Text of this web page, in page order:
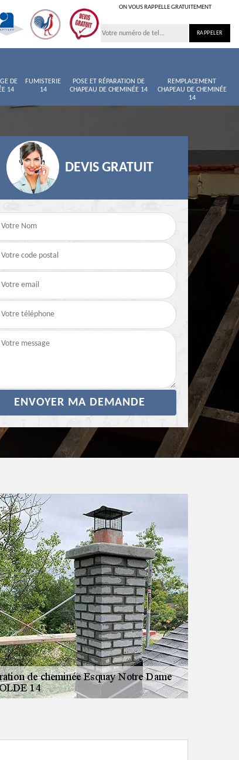
ON VOUS RAPPELLE GRATUITEMENT
DE
14
FUMISTERIE
14
POSE ET RÉPARATION DE
CHAPEAU DE CHEMINÉE 14
REMPLACEMENT
CHAPEAU DE CHEMINÉE
14
Entretien de cheminée
Ramoneur 14
DEVIS GRATUIT